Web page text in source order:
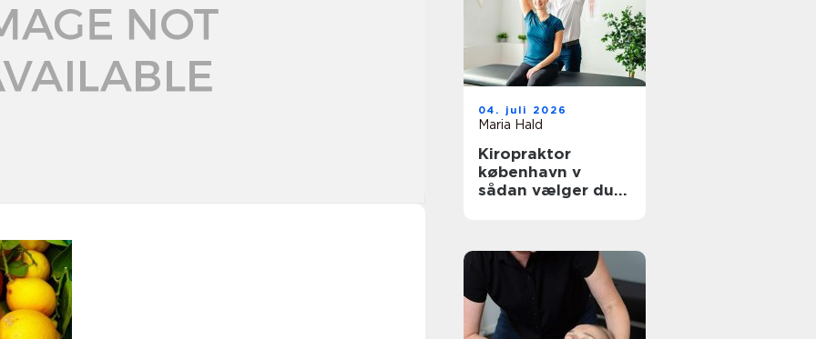
04. juli 2026
Maria Hald
Kiropraktor
københavn v
sådan vælger du